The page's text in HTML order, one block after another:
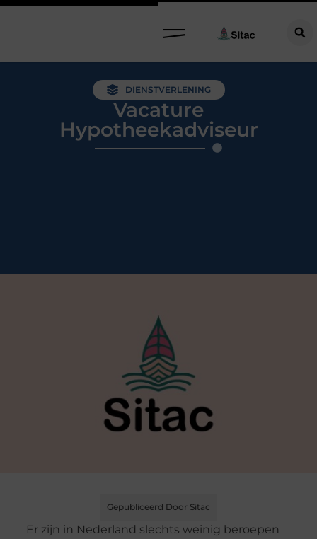
DIENSTVERLENING
Vacature
Hypotheekadviseur
Gepubliceerd Door Sitac
Er zijn in Nederland slechts weinig beroepen